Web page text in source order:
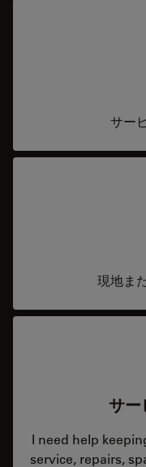
サー
現地ま
サー
I need help
service, repairs,